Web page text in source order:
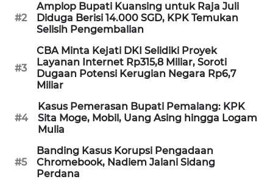
#2
Amplop Bupati Kuansing untuk Raja Juli
Diduga Berisi 14.000 SGD, KPK Temukan
Selisih Pengembalian
#3
CBA Minta Kejati DKI Selidiki Proyek
Layanan Internet Rp315,8 Miliar, Soroti
Dugaan Potensi Kerugian Negara Rp6,7
Miliar
#4
Kasus Pemerasan Bupati Pemalang: KPK
Sita Moge, Mobil, Uang Asing hingga Logam
Mulia
#5
Banding Kasus Korupsi Pengadaan
Chromebook, Nadiem Jalani Sidang
Perdana
KONSUMEN
LISTRIK
MASYARAKAT
KELISTRIKAN
ID
ID